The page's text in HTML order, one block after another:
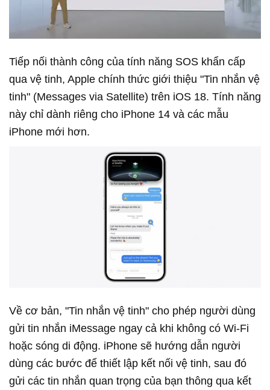
Tiếp nối thành công của tính năng SOS khẩn cấp
qua vệ tinh, Apple chính thức giới thiệu "Tin nhắn vệ
tinh" (Messages via Satellite) trên iOS 18. Tính năng
này chỉ dành riêng cho iPhone 14 và các mẫu
iPhone mới hơn.
Về cơ bản, "Tin nhắn vệ tinh" cho phép người dùng
gửi tin nhắn iMessage ngay cả khi không có Wi-Fi
hoặc sóng di động. iPhone sẽ hướng dẫn người
dùng các bước để thiết lập kết nối vệ tinh, sau đó
gửi các tin nhắn quan trọng của bạn thông qua kết